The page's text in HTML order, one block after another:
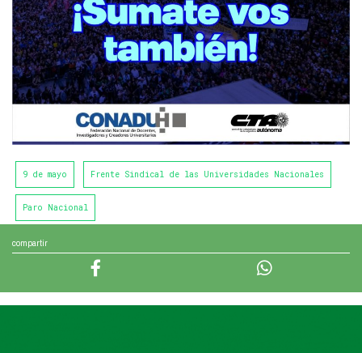
compartir
9 de mayo Frente Sindical de las Universidades Nacionales
Paro Nacional